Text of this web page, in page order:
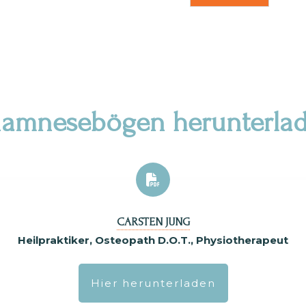
CARSTEN JUNG
Heilpraktiker, Osteopath D.O.T., Physiotherapeut
Hier herunterladen